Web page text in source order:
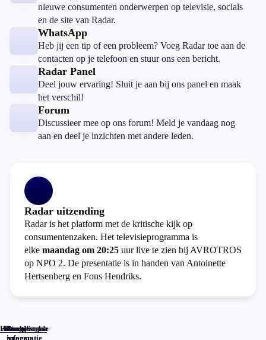
nieuwe consumenten onderwerpen op televisie, socials
en de site van Radar.
WhatsApp
Heb jij een tip of een probleem? Voeg Radar toe aan de
contacten op je telefoon en stuur ons een bericht.
Radar Panel
Deel jouw ervaring! Sluit je aan bij ons panel en maak
het verschil!
Forum
Discussieer mee op ons forum! Meld je vandaag nog
aan en deel je inzichten met andere leden.
Radar uitzending
Radar is het platform met de kritische kijk op
consumentenzaken. Het televisieprogramma is
elke maandag om 20:25 uur live te zien bij AVROTROS
op NPO 2. De presentatie is in handen van Antoinette
Hertsenberg en Fons Hendriks.
Home
Actueel
Uitzendingen
Reacties
Programma-
informatie
Veelgestelde
vragen